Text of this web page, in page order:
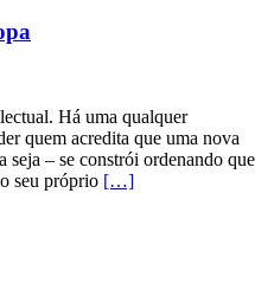
Há uma qualquer
quem acredita que uma nova
seja – se constrói ordenando que
seu próprio […]